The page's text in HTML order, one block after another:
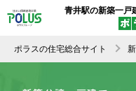
青井駅の新築一戸
ポラスの住宅総合サイト
エリア変更